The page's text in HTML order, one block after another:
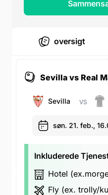
oversigt
Sevilla vs Real
Sevilla VS
søn. 21. feb.,
Inkluderede
Hotel
Fly (ex. trolly/